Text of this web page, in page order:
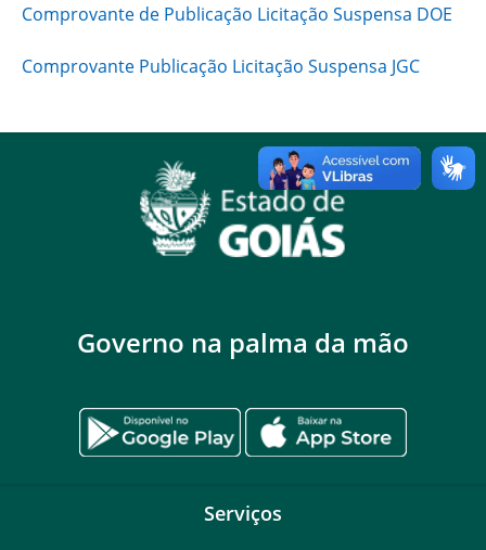
Comprovante de Publicação Licitação Suspensa DOE
Comprovante Publicação Licitação Suspensa JGC
Governo na palma da mão
Serviços